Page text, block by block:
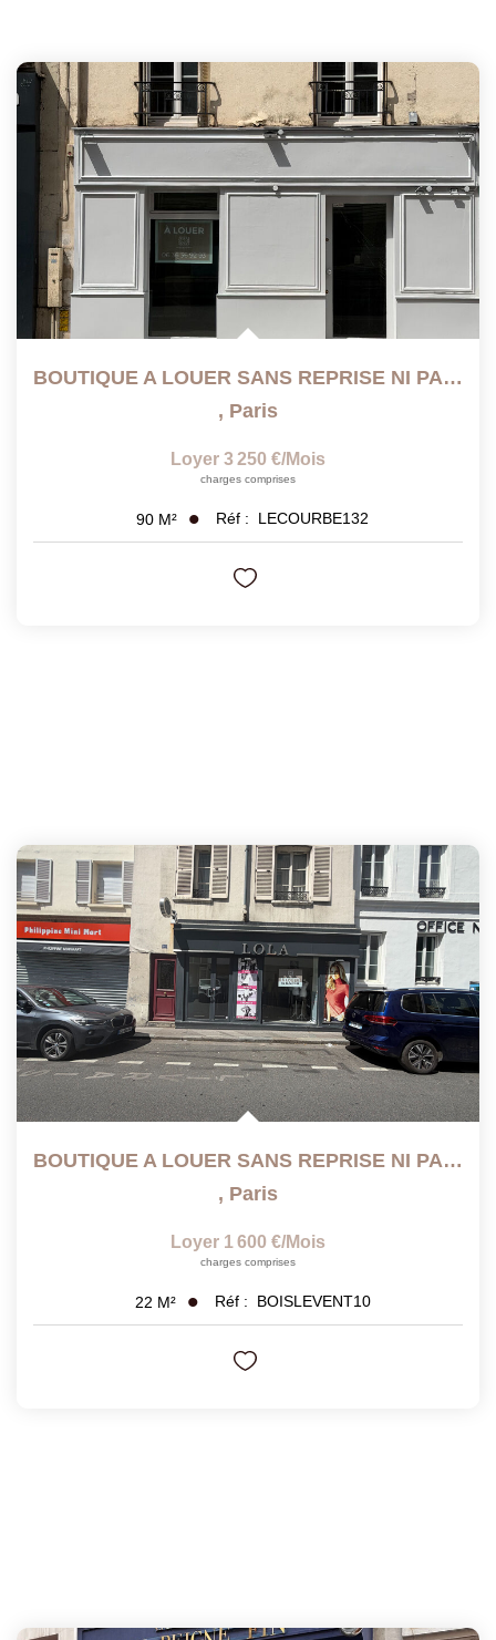
BOUTIQUE A LOUER SANS REPRISE NI PAS DE PORTE
, Paris
Loyer 3 250 €/mois
charges comprises
90 M² Réf : LECOURBE132
BOUTIQUE A LOUER SANS REPRISE NI PAS DE PORTE
, Paris
Loyer 1 600 €/mois
charges comprises
22 M² Réf : BOISLEVENT10